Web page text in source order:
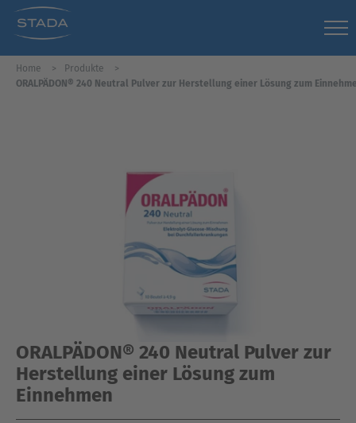
Home
Produkte
ORALPÄDON® 240 Neutral Pulver zur Herstellung einer Lösung zum
ORALPÄDON® 240 Neutral Pulver zur
Herstellung einer Lösung zum
Einnehmen